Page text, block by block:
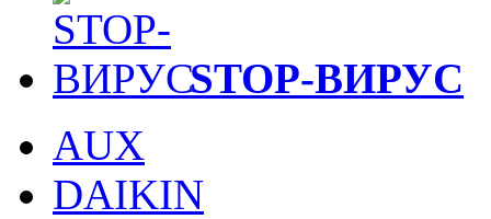
STOP-ВИРУС
AUX
DAIKIN